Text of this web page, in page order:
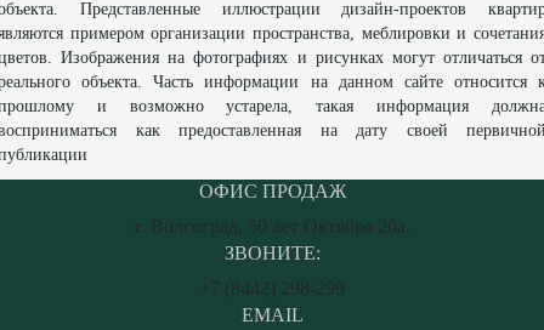
примером организации пространства, меблировки и
Изображения на фотографиях и рисунках могут отличаться
объекта. Часть информации на данном сайте относится
и возможно устарела, такая информация
как предоставленная на дату своей
г. Волгоград, 50 лет Октября 20а.
ЗВОНИТЕ:
+7 (8442) 298-299
EMAIL